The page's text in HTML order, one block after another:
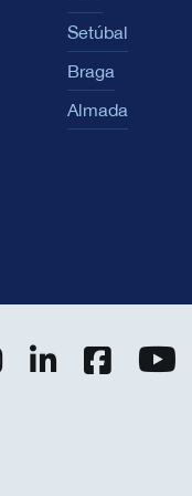
Setúbal
Braga
Almada